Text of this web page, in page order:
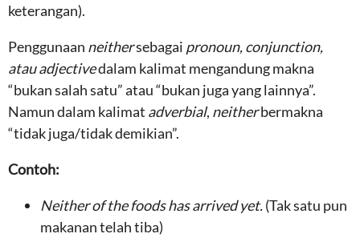
keterangan).
Penggunaan neithersebagai pronoun, conjunction,
atau adjectivedalam kalimat mengandung makna
“bukan salah satu” atau “bukan juga yang lainnya”.
Namun dalam kalimat adverbial, neitherbermakna
“tidak juga/tidak demikian”.
Contoh:
Neitherof the foods has arrived yet.(Tak satu pun
makanan telah tiba)